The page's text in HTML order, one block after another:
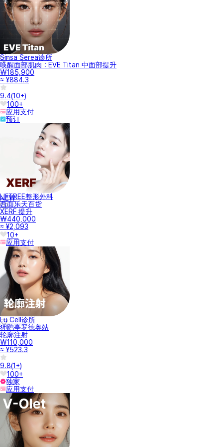
Sinsa Serea诊所
唤醒面部肌肉：EVE Titan 中面部提升
₩185,900
≈ ¥884.3
9.4(10+)
100+
应用支付
预订
NEW
LIFTREE整形外科
西面乐天百货
XERF 提升
₩440,000
≈ ¥2,093
10+
应用支付
Lu Cell诊所
狎鸥亭罗德奥站
轮廓注射
₩110,000
≈ ¥523.3
9.8(1+)
100+
独家
应用支付